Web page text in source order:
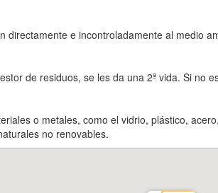
e incontroladamente al medio
de residuos, se les da una 2ª vida. Si no
o metales, como el vidrio, plástico,
no renovables.